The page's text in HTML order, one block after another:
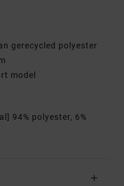
gerecycled polyester
model
94% polyester, 6%